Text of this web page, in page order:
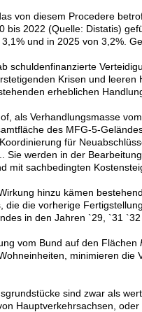
von diesem Procedere
bis 2022 (Quelle: Distatis)
und in 2025 von 3,2%.
schuldenfinanzierte
Krisen und
erheblichen
als Verhandlungsmasse
des MFG-5-
für
Sie werden in der
mit sachbedingten
hinzu kämen
die die vorherige
in den Jahren `29, `31
vom Bund auf den Flächen
minimieren die
sind zwar als
Hauptverkehrsachsen,